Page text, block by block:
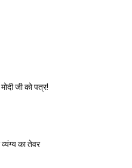
जी को पत्र!
व्यंग्य का तेवर